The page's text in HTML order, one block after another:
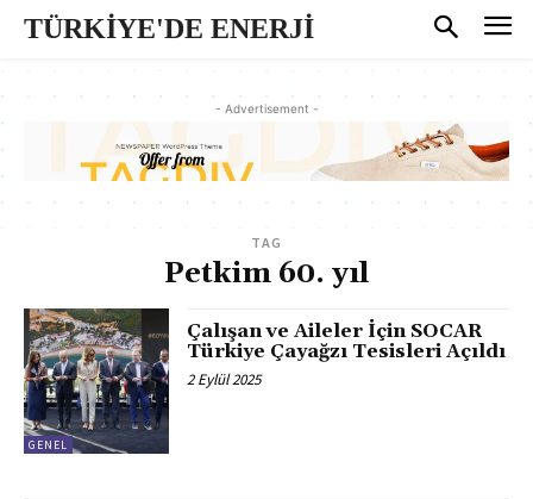
TÜRKİYE'DE ENERJİ
- Advertisement -
TAG
Petkim 60. yıl
GENEL
Çalışan ve Aileler İçin SOCAR
Türkiye Çayağzı Tesisleri Açıldı
2 Eylül 2025